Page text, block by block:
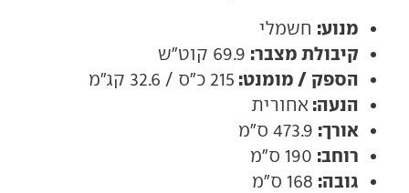
מנוע: חשמלי
קיבולת מצבר:
הספק / מומנט: 215 כ"ס / 32.6 קג"מ
הנעה: אחורית
אורך:
רוחב:
גובה: